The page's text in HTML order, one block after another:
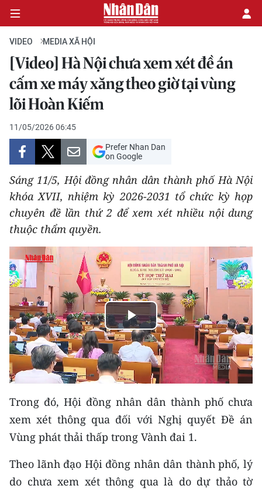
CHÍNH TRỊ
KINH TẾ
VĂN HÓA
XÃ HỘI
PHÁP LUẬT
DU LỊCH
THẾ GIỚI
THỂ THAO
GIÁO DỤC
Y TẾ
KHOA HỌC - CÔNG NGHỆ
BẠN ĐỌC
KIỂM CHỨNG THÔNG TIN
TRI THỨC CHUYÊN SÂU
VIDEO MEDIA XÃ HỘI
[Video] Hà Nội chưa xem xét đề án
cấm xe máy xăng theo giờ tại vùng
lõi Hoàn Kiếm
11/05/2026 06:45
Prefer Nhan Dan
on Google
Sáng 11/5, Hội đồng nhân dân thành phố Hà Nội
khóa XVII, nhiệm kỳ 2026-2031 tổ chức kỳ họp
chuyên đề lần thứ 2 để xem xét nhiều nội dung
thuộc thẩm quyền.
Play
Video
Trong đó, Hội đồng nhân dân thành phố chưa
xem xét thông qua đối với Nghị quyết Đề án
Vùng phát thải thấp trong Vành đai 1.
Theo lãnh đạo Hội đồng nhân dân thành phố, lý
do chưa xem xét thông qua là do dự thảo tờ